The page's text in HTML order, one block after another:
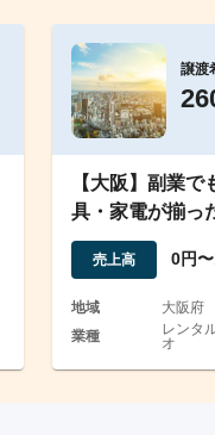
譲渡
【大阪】副業
具・家電が揃っ
ース事業の譲渡
売上高 0円
地域
大阪府
業種
レンタ
オ